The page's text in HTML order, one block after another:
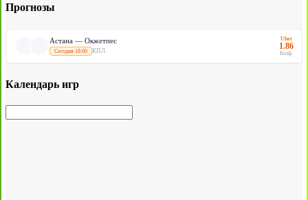
Прогнозы
Астана — Окжетпес
Сегодня 18:00 КПЛ
Ubet
1.86
Коэф.
Календарь игр